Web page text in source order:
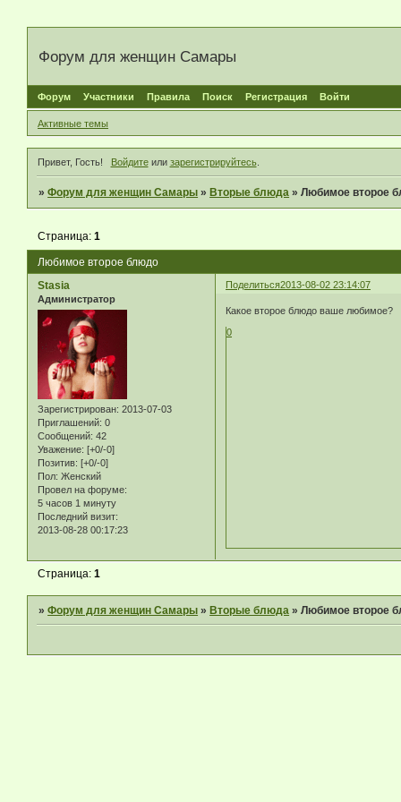
Форум для женщин Самары
Форум Участники Правила Поиск Регистрация Войти
Активные темы
Привет, Гость! Войдитеили зарегистрируйтесь.
»Форум для женщин Самары » Вторые блюда »Любимое второе
Любимое второе блюдо
Страница:1
Поделиться2013-08-02 23:14:07
Stasia
Администратор
Зарегистрирован: 2013-07-03
Приглашений: 0
Сообщений: 42
Уважение: [+0/-0]
Позитив: [+0/-0]
Пол: Женский
Провел на форуме:
5 часов 1 минуту
Последний визит:
2013-08-28 00:17:23
Какое второе блюдо ваше любимое?
0
Страница:1
»Форум для женщин Самары » Вторые блюда »Любимое второе